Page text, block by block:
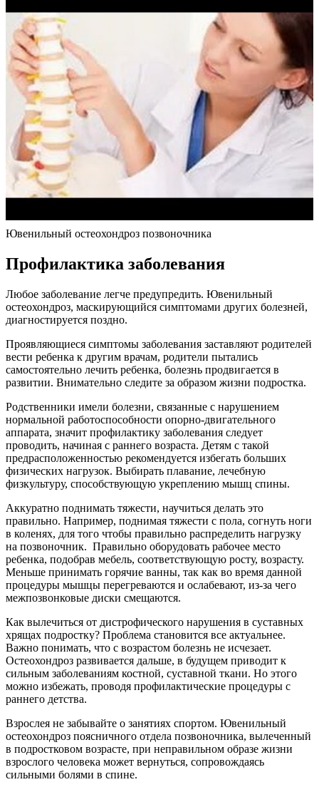
Ювенильный остеохондроз позвоночника
Профилактика заболевания
Любое заболевание легче предупредить. Ювенильный
остеохондроз, маскирующийся симптомами других болезней,
диагностируется поздно.
Проявляющиеся симптомы заболевания заставляют родителей
вести ребенка к другим врачам, родители пытались
самостоятельно лечить ребенка, болезнь продвигается в
развитии. Внимательно следите за образом жизни подростка.
Родственники имели болезни, связанные с нарушением
нормальной работоспособности опорно-двигательного
аппарата, значит профилактику заболевания следует
проводить, начиная с раннего возраста. Детям с такой
предрасположенностью рекомендуется избегать больших
физических нагрузок. Выбирать плавание, лечебную
физкультуру, способствующую укреплению мышц спины.
Аккуратно поднимать тяжести, научиться делать это
правильно. Например, поднимая тяжести с пола, согнуть ноги
в коленях, для того чтобы правильно распределить нагрузку
на позвоночник. Правильно оборудовать рабочее место
ребенка, подобрав мебель, соответствующую росту, возрасту.
Меньше принимать горячие ванны, так как во время данной
процедуры мышцы перегреваются и ослабевают, из-за чего
межпозвонковые диски смещаются.
Как вылечиться от дистрофического нарушения в суставных
хрящах подростку? Проблема становится все актуальнее.
Важно понимать, что с возрастом болезнь не исчезает.
Остеохондроз развивается дальше, в будущем приводит к
сильным заболеваниям костной, суставной ткани. Но этого
можно избежать, проводя профилактические процедуры с
раннего детства.
Взрослея не забывайте о занятиях спортом. Ювенильный
остеохондроз поясничного отдела позвоночника, вылеченный
в подростковом возрасте, при неправильном образе жизни
взрослого человека может вернуться, сопровождаясь
сильными болями в спине.